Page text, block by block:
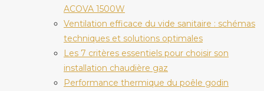
ACOVA 1500W
Ventilation efficace du vide sanitaire : schémas
techniques et solutions optimales
Les 7 critères essentiels pour choisir son
installation chaudière gaz
Performance thermique du poêle godin